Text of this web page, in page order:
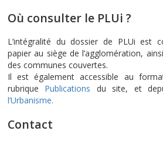
Où consulter le PLUi ?
L’intégralité du dossier de PLUi est
papier au siège de l’agglomération,
des communes couvertes.
Il est également accessible au
rubrique Publications du site, et
l’Urbanisme.
Contact